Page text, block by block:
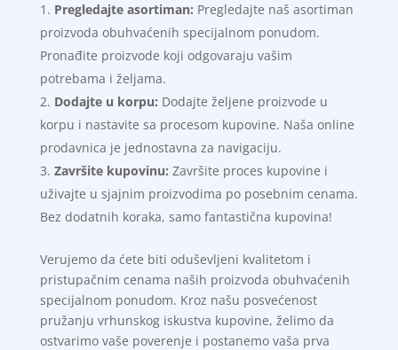
Pregledajte asortiman: Pregledajte naš asortiman
proizvoda obuhvaćenih specijalnom ponudom.
Pronađite proizvode koji odgovaraju vašim
potrebama i željama.
Dodajte u korpu: Dodajte željene proizvode u
korpu i nastavite sa procesom kupovine. Naša online
prodavnica je jednostavna za navigaciju.
Završite kupovinu: Završite proces kupovine i
uživajte u sjajnim proizvodima po posebnim cenama.
Bez dodatnih koraka, samo fantastična kupovina!
Verujemo da ćete biti oduševljeni kvalitetom i
pristupačnim cenama naših proizvoda obuhvaćenih
specijalnom ponudom. Kroz našu posvećenost
pružanju vrhunskog iskustva kupovine, želimo da
ostvarimo vaše poverenje i postanemo vaša prva